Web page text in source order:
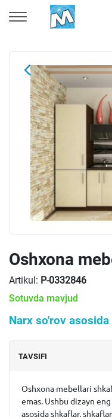
Oshxona
Artikul: P-0332846
Sotuvda mavjud
Narx so'rov asosida
TAVSIFI
Oshxona mebellari
emas. Ushbu dizayn
asosida shkaflar,